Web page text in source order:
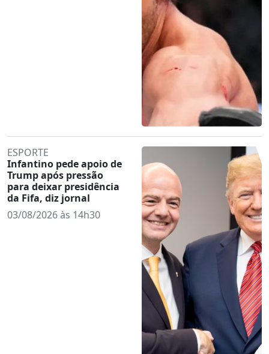
ESPORTE
Infantino pede apoio de
Trump após pressão
para deixar presidência
da Fifa, diz jornal
03/08/2026 às 14h30